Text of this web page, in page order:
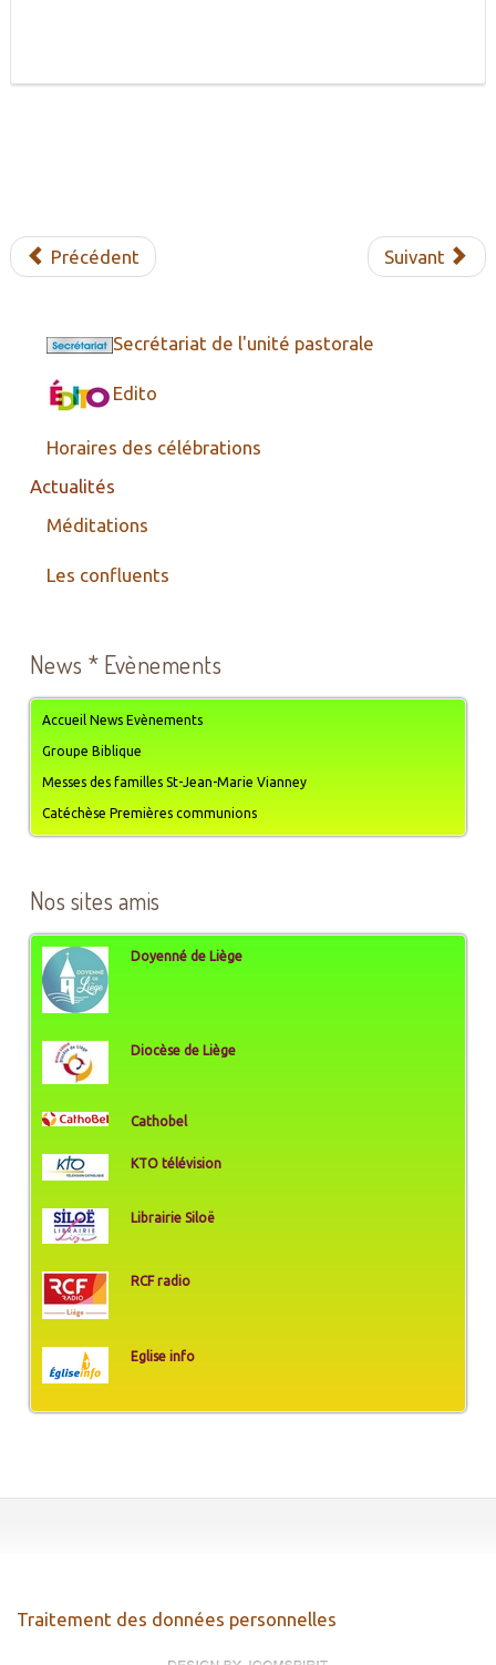
Précédent Suivant
Secrétariat de l'unité pastorale
Edito
Horaires des célébrations
Actualités
Méditations
Les confluents
News * Evènements
Accueil News Evènements
Groupe Biblique
Messes des familles St-Jean-Marie Vianney
Catéchèse Premières communions
Nos sites amis
Doyenné de Liège
Diocèse de Liège
Cathobel
KTO télévision
Librairie Siloë
RCF radio
Eglise info
Traitement des données personnelles